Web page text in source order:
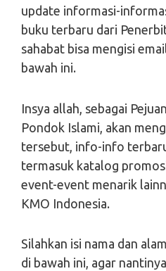
update informasi-
buku terbaru dari
sahabat bisa mengisi
bawah ini.
Insya allah, sebagai
Pondok Islami, akan
tersebut, info-info
termasuk katalog
event-event menarik
KMO Indonesia.
Silahkan isi nama dan
di bawah ini, agar